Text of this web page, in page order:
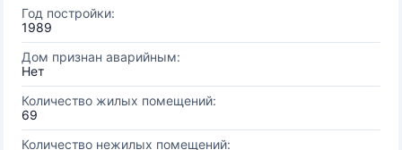
Год постройки:
1989
Дом признан аварийным:
Нет
Количество жилых помещений:
69
Количество нежилых помещений: